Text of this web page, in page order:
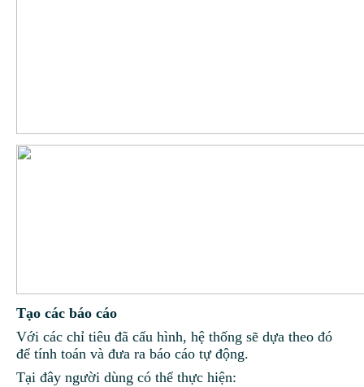
Tạo các báo cáo
Với các chỉ tiêu đã cấu hình, hệ thống sẽ dựa theo đó
để tính toán và đưa ra báo cáo tự động.
Tại đây người dùng có thể thực hiện: